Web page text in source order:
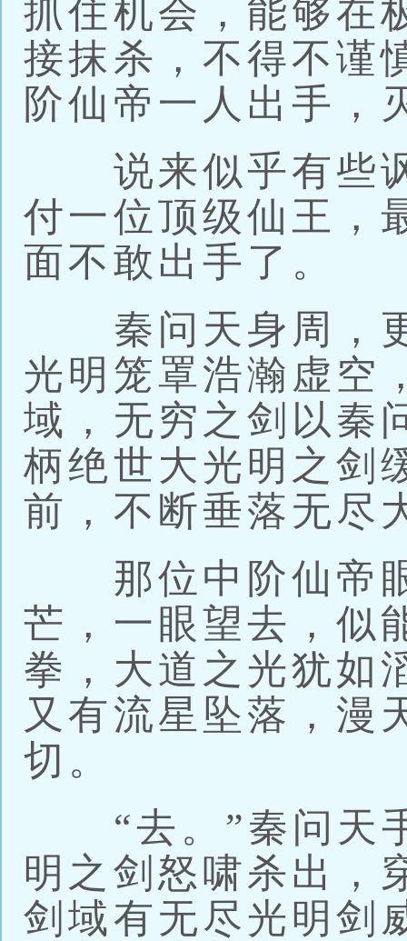
抓住机会，能够在
接抹杀，不得不谨
阶仙帝一人出手，
说来似乎有些讽
付一位顶级仙王，
面不敢出手了。
秦问天身周，更
光明笼罩浩瀚虚空
域，无穷之剑以秦
柄绝世大光明之剑
前，不断垂落无尽
那位中阶仙帝眼
芒，一眼望去，似
拳，大道之光犹如
又有流星坠落，漫
切。
“去。”秦问天
明之剑怒啸杀出，
剑域有无尽光明剑